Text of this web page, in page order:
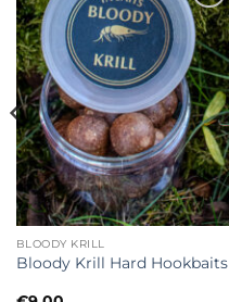
Toevoegen
aan
wenslijst
BLOODY KRILL
Bloody Krill Hard Hookbaits